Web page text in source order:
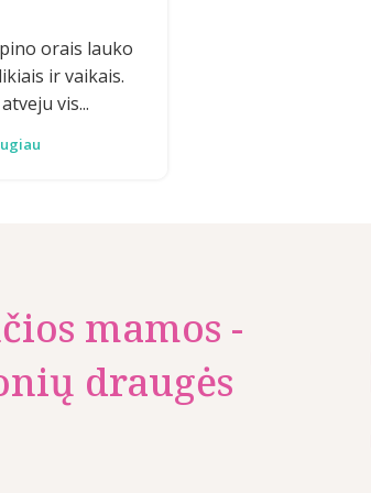
orais lauko
ir vaikais.
vis...
mamos -
draugės